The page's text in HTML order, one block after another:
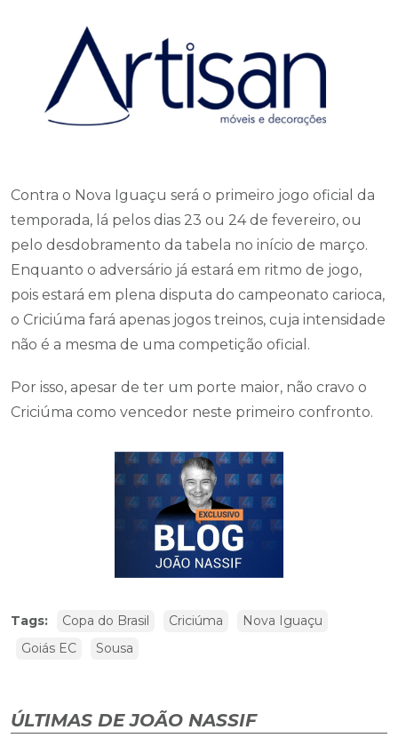
Contra o Nova Iguaçu será o primeiro jogo oficial da
temporada, lá pelos dias 23 ou 24 de fevereiro, ou
pelo desdobramento da tabela no início de março.
Enquanto o adversário já estará em ritmo de jogo,
pois estará em plena disputa do campeonato carioca,
o Criciúma fará apenas jogos treinos, cuja intensidade
não é a mesma de uma competição oficial.
Por isso, apesar de ter um porte maior, não cravo o
Criciúma como vencedor neste primeiro confronto.
Tags: Copa do Brasil Criciúma
Nova Iguaçu
Goiás EC
Sousa
ÚLTIMAS DE JOÃO NASSIF